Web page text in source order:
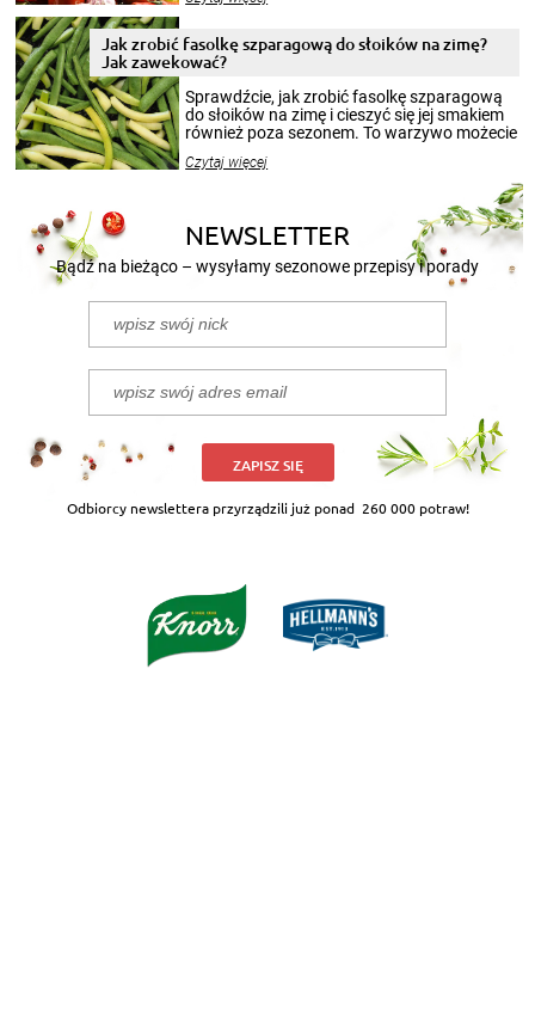
pełni poczuć atmosferę cieplejszych
miesięcy. Przygotowanie słoików ze
smakowitą zawartością musi obejmować
patenty, które pozwolą zachować świeżość
przetworów.
Jak zrobić fasolkę szparagową do słoików na zimę?
Jak zawekować?
Sprawdźcie, jak zrobić fasolkę szparagową
do słoików na zimę i cieszyć się jej smakiem
również poza sezonem. To warzywo możecie
nasze propozycje!
Czytaj więcej
NEWSLETTER
Bądź na bieżąco – wysyłamy sezonowe przepisy i porady
ZAPISZ SIĘ
Odbiorcy newslettera przyrządzili już ponad 260 000 potraw!